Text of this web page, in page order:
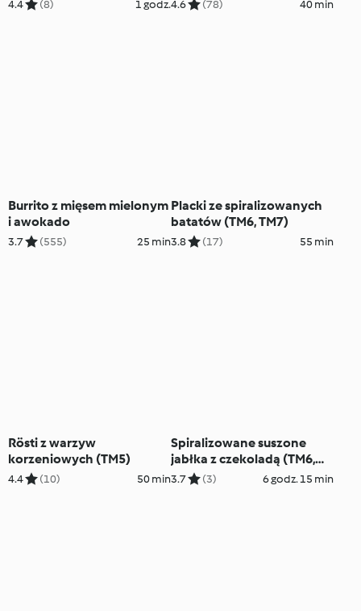
4.4 (8) 1 godz.4.6 (78) 40 min
Burrito z mięsem mielonym
i awokado
3.7 (555) 25 min
Placki ze spiralizowanych
batatów (TM6, TM7)
3.8 (17) 55 min
Rösti z warzyw
korzeniowych (TM5)
4.4 (10) 50 min
Spiralizowane suszone
jabłka z czekoladą (TM6,
TM7)
3.7 (3) 6 godz. 15 min